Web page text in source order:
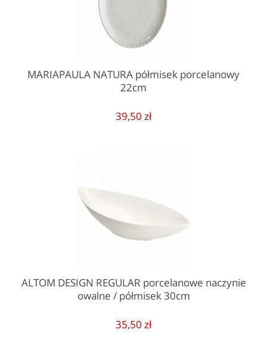
MARIAPAULA NATURA półmisek porcelanowy
22cm
39,50 zł
ALTOM DESIGN REGULAR porcelanowe naczynie
owalne / półmisek 30cm
35,50 zł